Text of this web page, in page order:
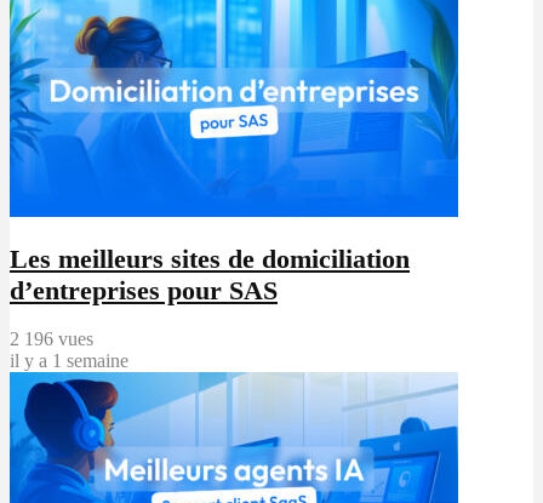
Les meilleurs sites de domiciliation
d’entreprises pour SAS
2 196 vues
il y a 1 semaine